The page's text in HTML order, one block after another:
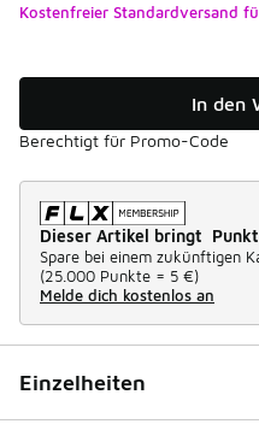
Kostenfreier Standardversand
In den
Berechtigt für Promo-Code
Dieser Artikel bringt
Spare bei einem zukünftigen
(25.000 Punkte = 5 €)
Melde dich kostenlos an
Einzelheiten